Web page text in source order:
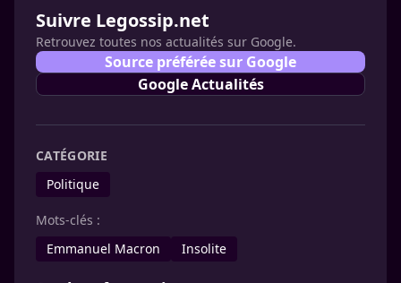
Suivre Legossip.net
Retrouvez toutes nos actualités sur Google.
Source préférée sur Google
Google Actualités
CATÉGORIE
Politique
Mots-clés :
Emmanuel Macron
Insolite